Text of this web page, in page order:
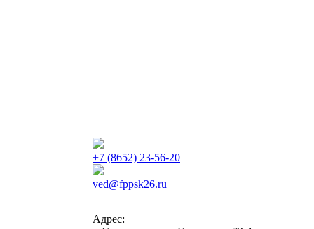
+7 (8652) 23-56-20
ved@fppsk26.ru
Адрес: